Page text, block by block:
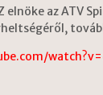
elnöke az